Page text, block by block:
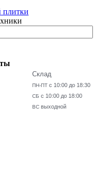
Склад
ПН-ПТ с 10:00 до 18:30
СБ с 10:00 до 18:00
ВС выходной